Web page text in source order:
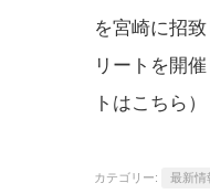
を宮崎に招
リートを開
トはこちら
カテゴリー: 最新情